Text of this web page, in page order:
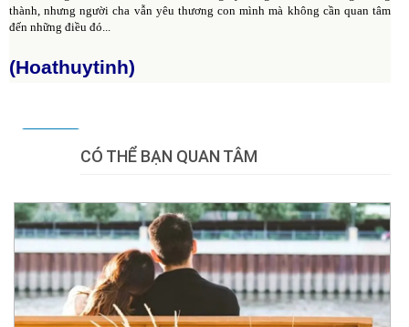
thành, nhưng người cha vẫn yêu thương con mình mà không cần quan tâm
đến những điều đó...
(Hoathuytinh)
CÓ THỂ BẠN QUAN TÂM